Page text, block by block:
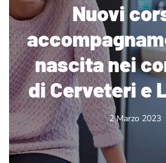
Nuovi
nascita nei
di Cerveteri e
2 Marzo 2023